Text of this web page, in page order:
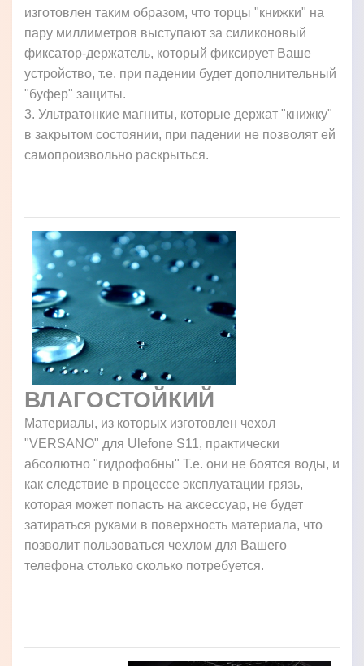
изготовлен таким образом, что торцы "книжки" на
пару миллиметров выступают за силиконовый
фиксатор-держатель, который фиксирует Ваше
устройство, т.е. при падении будет дополнительный
"буфер" защиты.
3. Ультратонкие магниты, которые держат "книжку"
в закрытом состоянии, при падении не позволят ей
самопроизвольно раскрыться.
ВЛАГОСТОЙКИЙ
Материалы, из которых изготовлен чехол
"VERSANO" для Ulefone S11, практически
абсолютно "гидрофобны" Т.е. они не боятся воды, и
как следствие в процессе эксплуатации грязь,
которая может попасть на аксессуар, не будет
затираться руками в поверхность материала, что
позволит пользоваться чехлом для Вашего
телефона столько сколько потребуется.